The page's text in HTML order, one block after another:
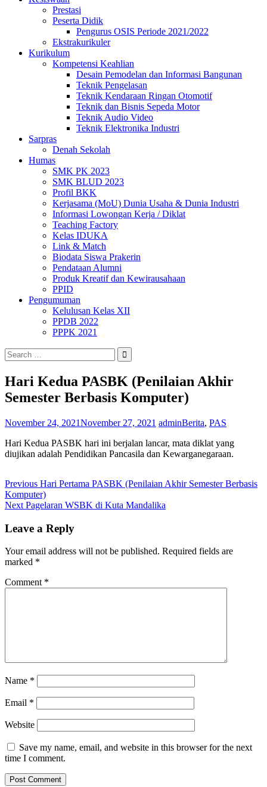
Prestasi
Peserta Didik
Pengurus OSIS Periode 2021/2022
Ekstrakurikuler
Kurikulum
Kompetensi Keahlian
Desain Pemodelan dan Informasi Bangunan
Teknik Pengelasan
Teknik Kendaraan Ringan Otomotif
Teknik dan Bisnis Sepeda Motor
Teknik Audio Video
Teknik Elektronika Industri
Sarpras
Denah Sekolah
Humas
SMK PK 2023
SMK BLUD 2023
Profil BKK
Kerjasama (MoU) Dunia Usaha & Dunia Industri
Informasi Lowongan Kerja / Diklat
Teaching Factory
Kelas IDUKA
Link & Match
Biodata Siswa Prakerin
Pendataan Alumni
Produk Kreatif dan Kewirausahaan
PPID
Pengumuman
Kelulusan Kelas XII
PPDB 2022
PPPK 2021
Search
for:
Hari Kedua PASBK (Penilaian Akhir
Semester Berbasis Komputer)
November 24, 2021November 27, 2021 adminBerita, PAS
Hari Kedua PASBK hari ini berjalan lancar, mata diklat yang
diujikan adalah Pendidikan Pancasila dan Kewarganegaraan.
Post
navigation
Previous Previous
post:
Hari Pertama PASBK (Penilaian Akhir Semester Berbasis
Komputer)
Next Next
Pagelaran WSBK di Kuta Mandalika
Leave a Reply
Your email address will not be published. Required fields are
marked *
Comment *
Name *
Email *
Website
Save my name, email, and website in this browser for the next
time I comment.